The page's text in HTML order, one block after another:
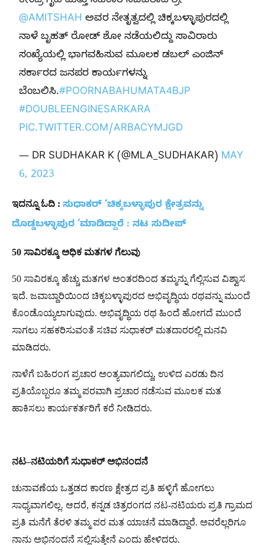
@AMITSHAH ಅವರ ನೇತೃತ್ವದಲ್ಲಿ ಚಿಕ್ಕಬಳ್ಳಾಪುರದಲ್ಲಿ
ನಾಳೆ ಬೃಹತ್ ರೋಡ್ ಶೋ ನಡೆಯಲಿದ್ದು ಸಾವಿರಾರು
ಸಂಖ್ಯೆಯಲ್ಲಿ ಭಾಗವಹಿಸುವ ಮೂಲಕ ಡಬಲ್ ಎಂಜಿನ್
ಸರ್ಕಾರದ ಜನಪರ ಕಾರ್ಯಗಳನ್ನು
ಬೆಂಬಲಿಸಿ.#POORNABAHUMATA4BJP
#DOUBLEENGINESARKARA
PIC.TWITTER.COM/ARBACYMJGD
— DR SUDHAKAR K (@MLA_SUDHAKAR) MAY
6, 2023
ಇದನ್ನೂ ಓದಿ : ಸುಧಾಕರ್ ‘ಚಿಕ್ಕಬಳ್ಳಾಪುರ ಕ್ಷೇತ್ರವನ್ನು
ದೊಡ್ಡಬಳ್ಳಾಪುರ ‘ಮಾಡಿದ್ದಾರೆ : ನಟ ಸುದೀಪ್
50 ಸಾವಿರಕ್ಕೂ ಅಧಿಕ ಮತಗಳ ಗೆಲುವು
50 ಸಾವಿರಕ್ಕೂ ಹೆಚ್ಚು ಮತಗಳ ಅಂತರದಿಂದ ತಮ್ಮನ್ನು ಗೆಲ್ಲಿಸುವ ವಿಶ್ವಾಸ
ಇದೆ. ಜವಾಬ್ದಾರಿಯಿಂದ ಚಿಕ್ಕಬಳ್ಳಾಪುರದ ಅಭಿವೃದ್ಧಿಯ ರಥವನ್ನು ಮುಂದೆ
ಕೊಂಡೊಯ್ಯಲಾಗುವುದು. ಅಭಿವೃದ್ಧಿಯ ರಥ ಹಿಂದೆ ಹೋಗದೆ ಮುಂದೆ
ಸಾಗಲು ಸಹಕರಿಸುವಂತೆ ಸಚಿವ ಸುಧಾಕರ್ ಮತದಾರರಲ್ಲಿ ಮನವಿ
ಮಾಡಿದರು.
ನಾಳೆಗೆ ಬಹಿರಂಗ ಪ್ರಚಾರ ಅಂತ್ಯವಾಗಲಿದ್ದು, ಉಳಿದ ಎರಡು ದಿನ
ಪ್ರತಿಯೊಬ್ಬರೂ ತಮ್ಮ ಪರವಾಗಿ ಪ್ರಚಾರ ನಡೆಸುವ ಮೂಲಕ ಮತ
ಹಾಕಿಸಲು ಕಾರ್ಯಕರ್ತರಿಗೆ ಕರೆ ನೀಡಿದರು.
ನಟ–ನಟಿಯರಿಗೆ ಸುಧಾಕರ್ ಅಭಿನಂದನೆ
ಚುನಾವಣೆಯ ಒತ್ತಡದ ಕಾರಣ ಕ್ಷೇತ್ರದ ಪ್ರತಿ ಹಳ್ಳಿಗೆ ಹೋಗಲು
ಸಾಧ್ಯವಾಗಲಿಲ್ಲ. ಆದರೆ, ಕನ್ನಡ ಚಿತ್ರರಂಗದ ನಟ-ನಟಿಯರು ಪ್ರತಿ ಗ್ರಾಮದ
ಪ್ರತಿ ಮನೆಗೆ ತೆರಳಿ ತಮ್ಮ ಪರ ಮತ ಯಾಚನೆ ಮಾಡಿದ್ದಾರೆ. ಅವರೆಲ್ಲರಿಗೂ
ನಾನು ಅಭಿನಂದನೆ ಸಲ್ಲಿಸುತ್ತೇನೆ ಎಂದು ಹೇಳಿದರು.